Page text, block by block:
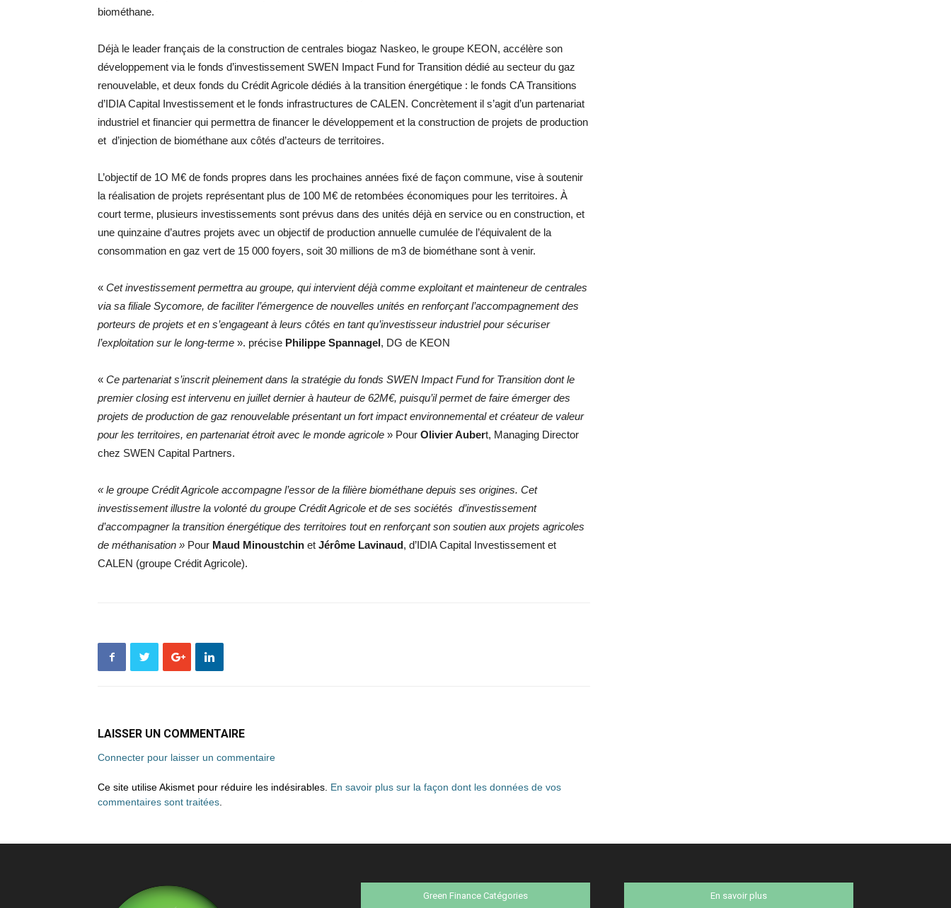
biométhane.
Déjà le leader français de la construction de centrales biogaz Naskeo, le groupe KEON, accélère son
développement via le fonds d’investissement SWEN Impact Fund for Transition dédié au secteur du gaz
renouvelable, et deux fonds du Crédit Agricole dédiés à la transition énergétique : le fonds CA Transitions
d’IDIA Capital Investissement et le fonds infrastructures de CALEN. Concrètement il s’agit d’un partenariat
industriel et financier qui permettra de financer le développement et la construction de projets de production
et d’injection de biométhane aux côtés d’acteurs de territoires.
L’objectif de 1O M€ de fonds propres dans les prochaines années fixé de façon commune, vise à soutenir
la réalisation de projets représentant plus de 100 M€ de retombées économiques pour les territoires. À
court terme, plusieurs investissements sont prévus dans des unités déjà en service ou en construction, et
une quinzaine d’autres projets avec un objectif de production annuelle cumulée de l’équivalent de la
consommation en gaz vert de 15 000 foyers, soit 30 millions de m3 de biométhane sont à venir.
« Cet investissement permettra au groupe, qui intervient déjà comme exploitant et mainteneur de centrales
via sa filiale Sycomore, de faciliter l’émergence de nouvelles unités en renforçant l’accompagnement des
porteurs de projets et en s’engageant à leurs côtés en tant qu’investisseur industriel pour sécuriser
l’exploitation sur le long-terme ». précise Philippe Spannagel, DG de KEON
« Ce partenariat s’inscrit pleinement dans la stratégie du fonds SWEN Impact Fund for Transition dont le
premier closing est intervenu en juillet dernier à hauteur de 62M€, puisqu’il permet de faire émerger des
projets de production de gaz renouvelable présentant un fort impact environnemental et créateur de valeur
pour les territoires, en partenariat étroit avec le monde agricole » Pour Olivier Aubert, Managing Director
chez SWEN Capital Partners.
« le groupe Crédit Agricole accompagne l’essor de la filière biométhane depuis ses origines. Cet
investissement illustre la volonté du groupe Crédit Agricole et de ses sociétés d’investissement
d’accompagner la transition énergétique des territoires tout en renforçant son soutien aux projets agricoles
de méthanisation » Pour Maud Minoustchin et Jérôme Lavinaud, d’IDIA Capital Investissement et
CALEN (groupe Crédit Agricole).
LAISSER UN COMMENTAIRE
Connecter pour laisser un commentaire
Ce site utilise Akismet pour réduire les indésirables. En savoir plus sur la façon dont les données de vos
commentaires sont traitées
Green Finance Catégories En savoir plus